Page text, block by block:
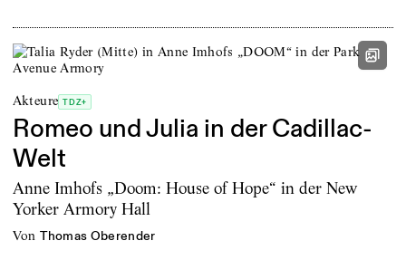
Akteure TDZ+
Romeo und Julia in der Cadillac-
Welt
Anne Imhofs „Doom: House of Hope“ in der New
Yorker Armory Hall
von Thomas Oberender